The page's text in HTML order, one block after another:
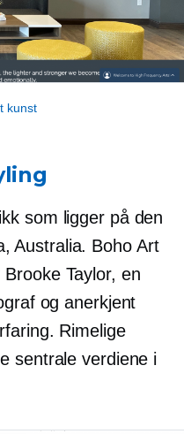
kunst
som ligger på den
Australia. Boho Art
Taylor, en
og anerkjent
Rimelige
sentrale verdiene i